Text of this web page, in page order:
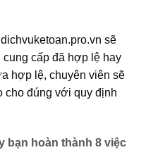
sẽ
cung cấp đã hợp lệ hay
hợp lệ, chuyên viên sẽ
cho đúng với quy định
bạn hoàn thành 8 việc